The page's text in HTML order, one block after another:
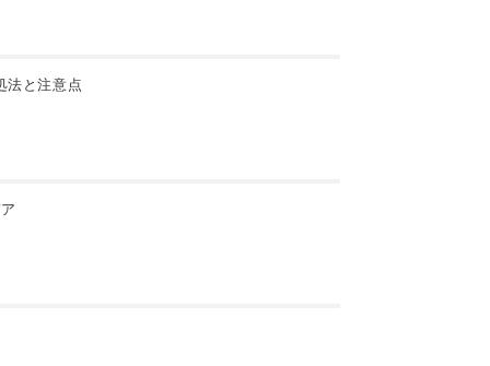
法と注意点